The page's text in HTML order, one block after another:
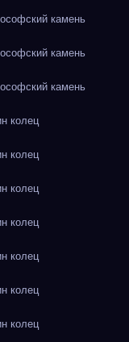
камень
камень
камень
колец
колец
колец
колец
колец
колец
колец